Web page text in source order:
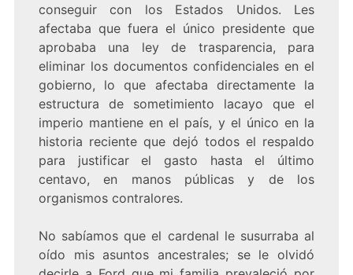
conseguir con los Estados Unidos. Les
afectaba que fuera el único presidente que
aprobaba una ley de trasparencia, para
eliminar los documentos confidenciales en el
gobierno, lo que afectaba directamente la
estructura de sometimiento lacayo que el
imperio mantiene en el país, y el único en la
historia reciente que dejó todos el respaldo
para justificar el gasto hasta el último
centavo, en manos públicas y de los
organismos contralores.
No sabíamos que el cardenal le susurraba al
oído mis asuntos ancestrales; se le olvidó